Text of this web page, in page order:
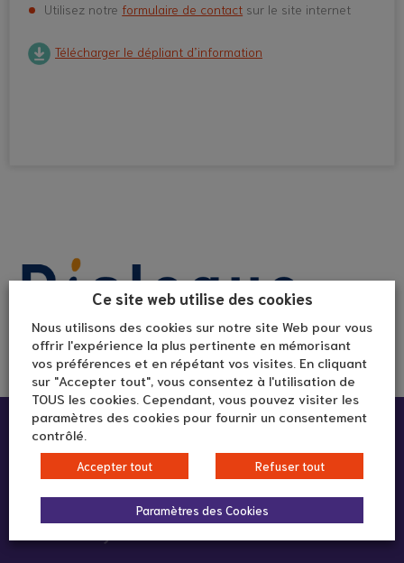
Utilisez notre formulaire de contact sur le site internet
Télécharger le dépliant d’information
Infos pratiques :
292 rue Vendôme
Ce site web utilise des cookies
Nous utilisons des cookies sur notre site Web pour vous
offrir l'expérience la plus pertinente en mémorisant
vos préférences et en répétant vos visites. En cliquant
sur "Accepter tout", vous consentez à l'utilisation de
TOUS les cookies. Cependant, vous pouvez visiter les
paramètres des cookies pour fournir un consentement
contrôlé.
Accepter tout Refuser tout
Paramètres des Cookies